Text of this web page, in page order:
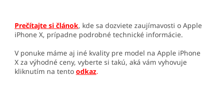
Prečítajte si článok, kde sa dozviete zaujímavosti o Apple
iPhone X, prípadne podrobné technické informácie.
V ponuke máme aj iné kvality pre model na Apple iPhone
X za výhodné ceny, vyberte si takú, aká vám vyhovuje
kliknutím na tento odkaz.